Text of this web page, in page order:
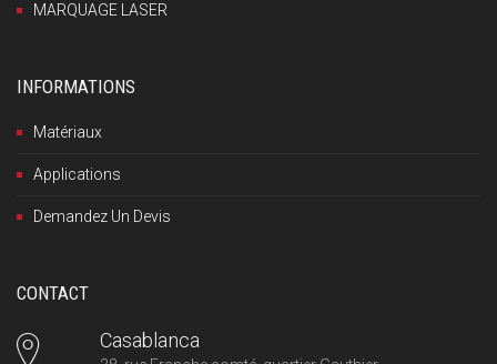
MARQUAGE LASER
INFORMATIONS
Matériaux
Applications
Demandez Un Devis
CONTACT
Casablanca